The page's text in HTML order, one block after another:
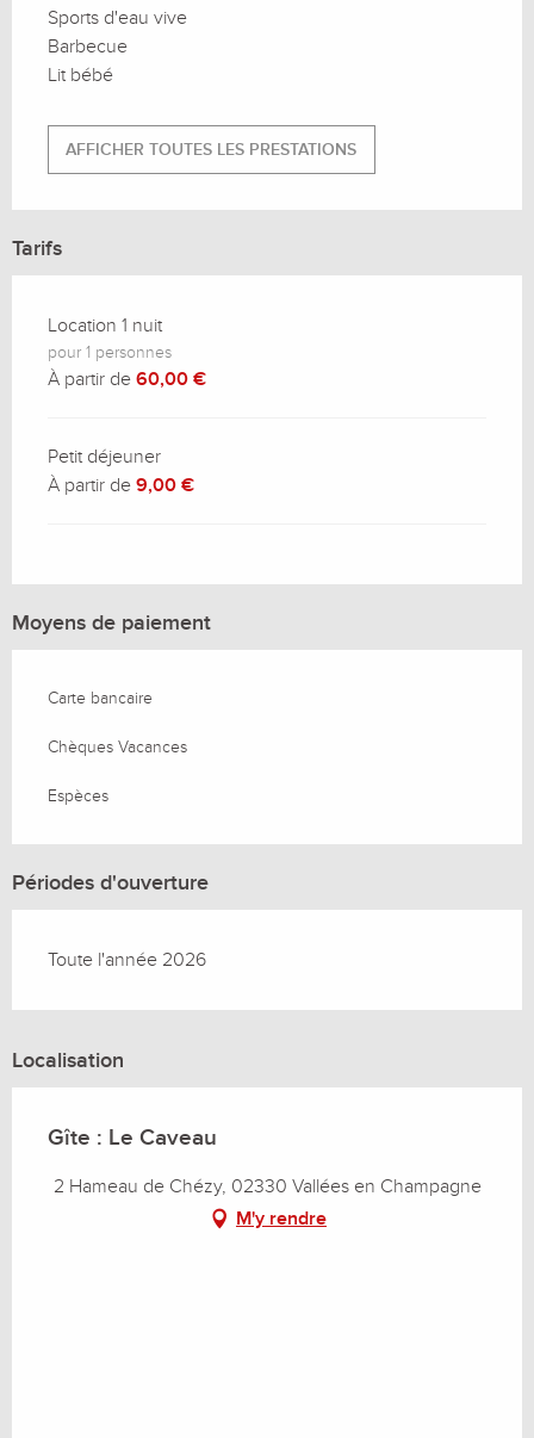
Sports d'eau vive
Barbecue
Lit bébé
AFFICHER TOUTES LES PRESTATIONS
Tarifs
Location 1 nuit
pour 1 personnes
À partir de 60,00 €
Petit déjeuner
À partir de 9,00 €
Moyens de paiement
Carte bancaire
Chèques Vacances
Espèces
Périodes d'ouverture
Toute l'année 2026
Localisation
Gîte : Le Caveau
2 Hameau de Chézy, 02330 Vallées en Champagne
M'y rendre